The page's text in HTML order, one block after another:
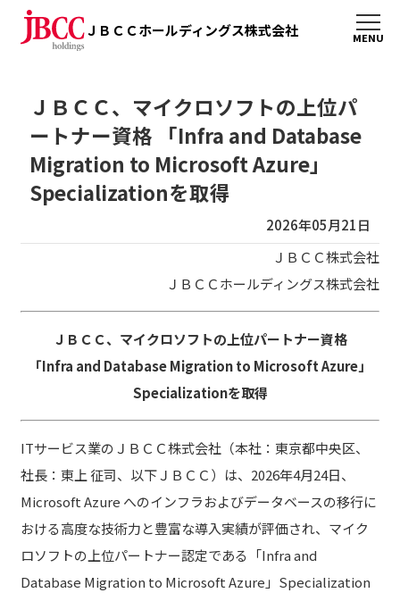
ＪＢＣＣホールディングス株式会社
ＪＢＣＣ、マイクロソフトの上位パ
ートナー資格 「Infra and Database
Migration to Microsoft Azure」
Specializationを取得
2026年05月21日
ＪＢＣＣ株式会社
ＪＢＣＣホールディングス株式会社
ＪＢＣＣ、マイクロソフトの上位パートナー資格
「Infra and Database Migration to Microsoft Azure」
Specializationを取得
ITサービス業のＪＢＣＣ株式会社（本社：東京都中央区、
社長：東上 征司、以下ＪＢＣＣ）は、2026年4月24日、
Microsoft Azure へのインフラおよびデータベースの移行に
おける高度な技術力と豊富な導入実績が評価され、マイク
ロソフトの上位パートナー認定である「Infra and
Database Migration to Microsoft Azure」Specialization